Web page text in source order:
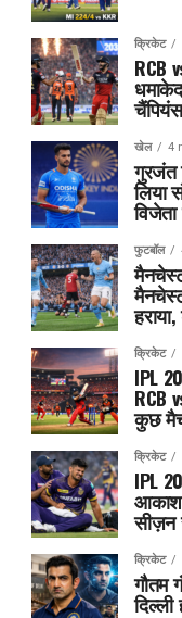
क्रिकेट
RCB
खेल 4
गुरजंत
लिया
फुटबॉल
क्रिकेट
IPL
RCB
कुछ
क्रिकेट
IPL
सीज़न
क्रिकेट
गौतम
दिल्ली